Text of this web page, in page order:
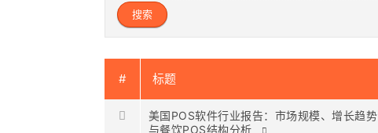
# 标题
美国POS软件行业报告：市场规模、增长趋势
与餐饮POS结构分析